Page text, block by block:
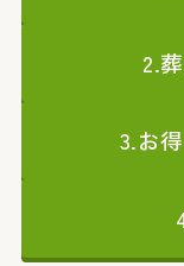
2.
3.お